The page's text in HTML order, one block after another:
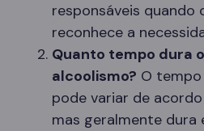
responsáveis quando
reconhece a
Quanto tempo dura
alcoolismo? O
pode variar de
mas geralmente dura